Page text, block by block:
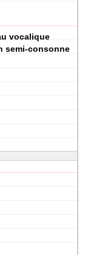
vocalique
semi-consonne